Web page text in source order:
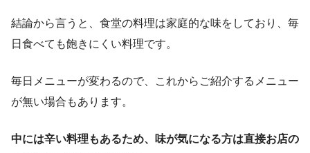
結論から言うと、食堂の料理は家庭的な味をしており、毎
日食べても飽きにくい料理です。
毎日メニューが変わるので、これからご紹介するメニュー
が無い場合もあります。
中には辛い料理もあるため、味が気になる方は直接お店の